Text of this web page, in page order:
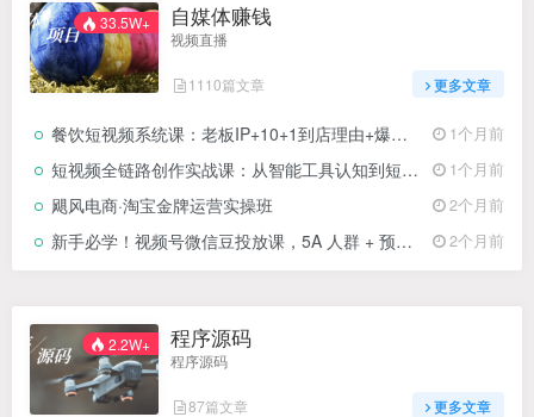
33.5W+ 自媒体赚钱
视频直播
1110篇文章 更多文章
餐饮短视频系统课：老板IP+10+1到店理由+爆款钩子，实战案例拆解让门店客流翻倍 1个月前
短视频全链路创作实战课：从智能工具认知到短剧制作，零基础系统学习 1个月前
飓风电商·淘宝金牌运营实操班 2个月前
新手必学！视频号微信豆投放课，5A 人群 + 预算分配 + 追投技巧，落地即见效 2个月前
2.2W+ 程序源码
程序源码
87篇文章 更多文章